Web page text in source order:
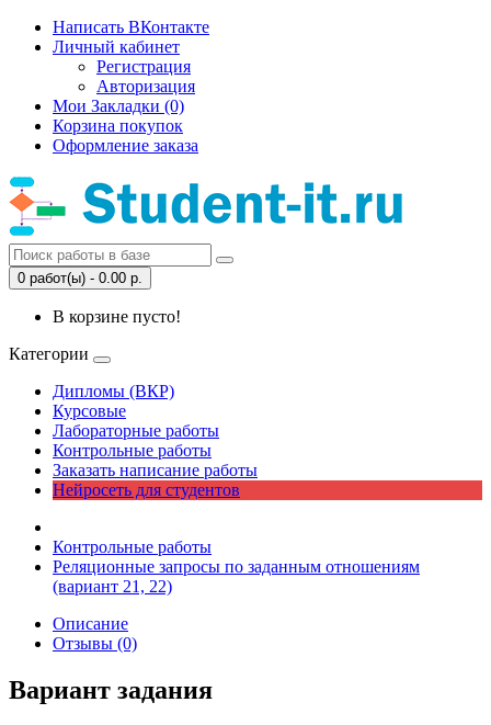
Написать ВКонтакте
Личный кабинет
Регистрация
Авторизация
Мои Закладки (0)
Корзина покупок
Оформление заказа
0 работ(ы) - 0.00 р.
В корзине пусто!
Категории
Дипломы (ВКР)
Курсовые
Лабораторные работы
Контрольные работы
Заказать написание работы
Нейросеть для студентов
Контрольные работы
Реляционные запросы по заданным отношениям
(вариант 21, 22)
Описание
Отзывы (0)
Вариант задания